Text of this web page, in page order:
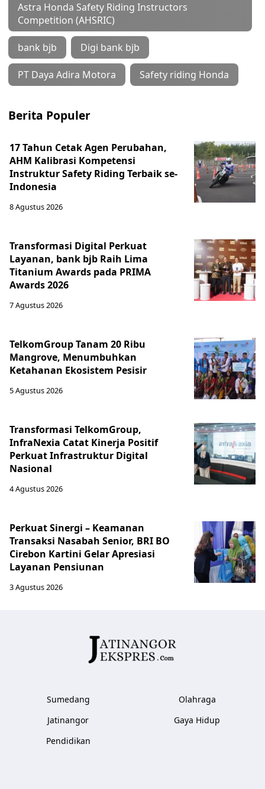
Astra Honda Safety Riding Instructors
Competition (AHSRIC)
bank bjb Digi bank bjb
PT Daya Adira Motora Safety riding Honda
Berita Populer
17 Tahun Cetak Agen Perubahan,
AHM Kalibrasi Kompetensi
Instruktur Safety Riding Terbaik se-
Indonesia
8 Agustus 2026
Transformasi Digital Perkuat
Layanan, bank bjb Raih Lima
Titanium Awards pada PRIMA
Awards 2026
7 Agustus 2026
TelkomGroup Tanam 20 Ribu
Mangrove, Menumbuhkan
Ketahanan Ekosistem Pesisir
5 Agustus 2026
Transformasi TelkomGroup,
InfraNexia Catat Kinerja Positif
Perkuat Infrastruktur Digital
Nasional
4 Agustus 2026
Perkuat Sinergi – Keamanan
Transaksi Nasabah Senior, BRI BO
Cirebon Kartini Gelar Apresiasi
Layanan Pensiunan
3 Agustus 2026
Sumedang
Jatinangor
Pendidikan
Olahraga
Gaya Hidup